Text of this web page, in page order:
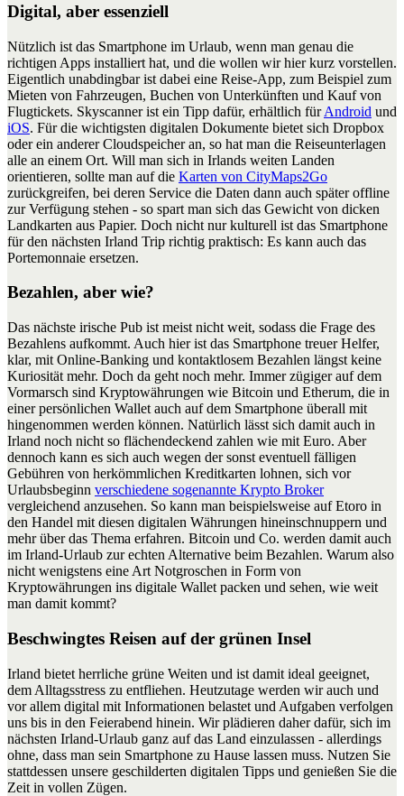
Digital, aber essenziell
Nützlich ist das Smartphone im Urlaub, wenn man genau die
richtigen Apps installiert hat, und die wollen wir hier kurz vorstellen.
Eigentlich unabdingbar ist dabei eine Reise-App, zum Beispiel zum
Mieten von Fahrzeugen, Buchen von Unterkünften und Kauf von
Flugtickets. Skyscanner ist ein Tipp dafür, erhältlich fürAndroid und
iOS. Für die wichtigsten digitalen Dokumente bietet sich Dropbox
oder ein anderer Cloudspeicher an, so hat man die Reiseunterlagen
alle an einem Ort. Will man sich in Irlands weiten Landen
orientieren, sollte man auf die Karten von CityMaps2Go
zurückgreifen, bei deren Service die Daten dann auch später offline
zur Verfügung stehen - so spart man sich das Gewicht von dicken
Landkarten aus Papier. Doch nicht nur kulturell ist das Smartphone
für den nächsten Irland Trip richtig praktisch: Es kann auch das
Portemonnaie ersetzen.
Bezahlen, aber wie?
Das nächste irische Pub ist meist nicht weit, sodass die Frage des
Bezahlens aufkommt. Auch hier ist das Smartphone treuer Helfer,
klar, mit Online-Banking und kontaktlosem Bezahlen längst keine
Kuriosität mehr. Doch da geht noch mehr. Immer zügiger auf dem
Vormarsch sind Kryptowährungen wie Bitcoin und Etherum, die in
einer persönlichen Wallet auch auf dem Smartphone überall mit
hingenommen werden können. Natürlich lässt sich damit auch in
Irland noch nicht so flächendeckend zahlen wie mit Euro. Aber
dennoch kann es sich auch wegen der sonst eventuell fälligen
Gebühren von herkömmlichen Kreditkarten lohnen, sich vor
Urlaubsbeginn verschiedene sogenannte Krypto Broker
vergleichend anzusehen. So kann man beispielsweise auf Etoro in
den Handel mit diesen digitalen Währungen hineinschnuppern und
mehr über das Thema erfahren. Bitcoin und Co. werden damit auch
im Irland-Urlaub zur echten Alternative beim Bezahlen. Warum also
nicht wenigstens eine Art Notgroschen in Form von
Kryptowährungen ins digitale Wallet packen und sehen, wie weit
man damit kommt?
Beschwingtes Reisen auf der grünen Insel
Irland bietet herrliche grüne Weiten und ist damit ideal geeignet,
dem Alltagsstress zu entfliehen. Heutzutage werden wir auch und
vor allem digital mit Informationen belastet und Aufgaben verfolgen
uns bis in den Feierabend hinein. Wir plädieren daher dafür, sich im
nächsten Irland-Urlaub ganz auf das Land einzulassen - allerdings
ohne, dass man sein Smartphone zu Hause lassen muss. Nutzen Sie
stattdessen unsere geschilderten digitalen Tipps und genießen Sie die
Zeit in vollen Zügen.